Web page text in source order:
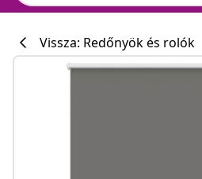
Vissza: Redőnyök és rolók